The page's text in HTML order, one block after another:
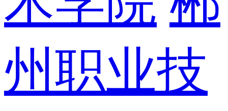
州职业技